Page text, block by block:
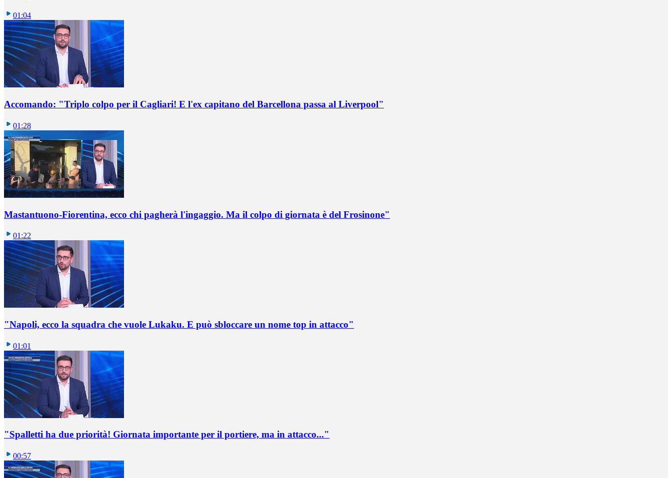
01:04
Accomando: "Triplo colpo per il Cagliari! E l'ex capitano del Barcellona passa al Liverpool"
01:28
Mastantuono-Fiorentina, ecco chi pagherà l'ingaggio. Ma il colpo di giornata è del Frosinone"
01:22
"Napoli, ecco la squadra che vuole Lukaku. E può sbloccare un nome top in attacco"
01:01
"Spalletti ha due priorità! Giornata importante per il portiere, ma in attacco..."
00:57